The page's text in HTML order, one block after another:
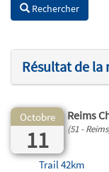
Rechercher
Résultat de la
Octobre
11
Reims
(51 -
Trail 42km